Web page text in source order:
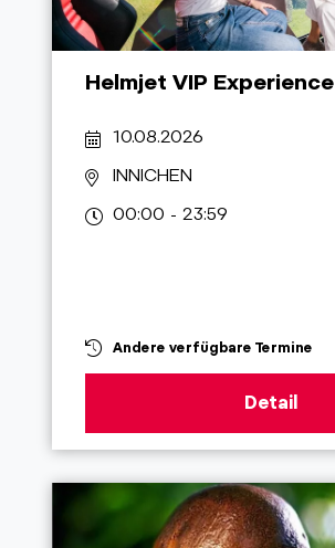
Helmjet VIP Experience
10.08.2026
INNICHEN
00:00 - 23:59
Andere verfügbare Termine
Detail